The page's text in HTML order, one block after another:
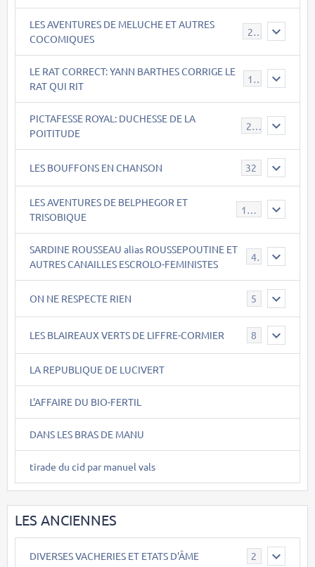
LES AVENTURES DE MELUCHE ET AUTRES
COCOMIQUES
22
LE RAT CORRECT: YANN BARTHES CORRIGE LE
RAT QUI RIT
15
PICTAFESSE ROYAL: DUCHESSE DE LA
POITITUDE
23
LES BOUFFONS EN CHANSON 32
LES AVENTURES DE BELPHEGOR ET
TRISOBIQUE
147
SARDINE ROUSSEAU alias ROUSSEPOUTINE ET
AUTRES CANAILLES ESCROLO-FEMINISTES
40
ON NE RESPECTE RIEN 5
LES BLAIREAUX VERTS DE LIFFRE-CORMIER 8
LA REPUBLIQUE DE LUCIVERT
L'AFFAIRE DU BIO-FERTIL
DANS LES BRAS DE MANU
tirade du cid par manuel vals
LES ANCIENNES
DIVERSES VACHERIES ET ETATS D'ÂME 2